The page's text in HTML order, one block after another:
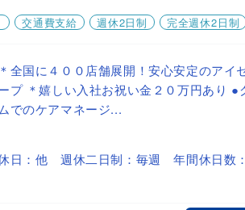
交通費支給 週休2日制 完全週休2日制
＊全国に４００店舗展開！安心安定のアイ
プ ＊嬉しい入社お祝い金２０万円あり ●
ムでのケアマネージ...
日：他 週休二日制：毎週 年間休日数